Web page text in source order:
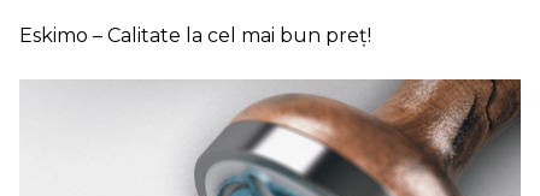
Eskimo – Calitate la cel mai bun preț!